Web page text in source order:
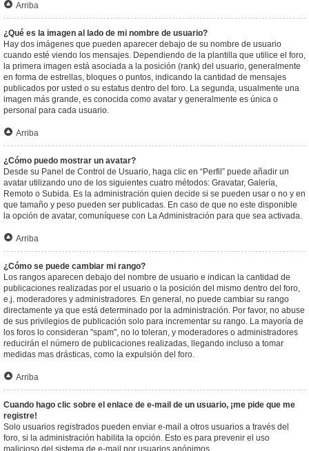
Arriba
¿Qué es la imagen al lado de mi nombre de usuario?
Hay dos imágenes que pueden aparecer debajo de su nombre de usuario
cuando esté viendo los mensajes. Dependiendo de la plantilla que utilice el foro,
la primera imagen está asociada a la posición (rank) del usuario, generalmente
en forma de estrellas, bloques o puntos, indicando la cantidad de mensajes
publicados por usted o su estatus dentro del foro. La segunda, usualmente una
imagen más grande, es conocida como avatar y generalmente es única o
personal para cada usuario.
Arriba
¿Cómo puedo mostrar un avatar?
Desde su Panel de Control de Usuario, haga clic en “Perfil” puede añadir un
avatar utilizando uno de los siguientes cuatro métodos: Gravatar, Galería,
Remoto o Subida. Es la administración quien decide si se pueden usar o no y en
que tamaño y peso pueden ser publicadas. En caso de que no este disponible
la opción de avatar, comuníquese con La Administración para que sea activada.
Arriba
¿Cómo se puede cambiar mi rango?
Los rangos aparecen debajo del nombre de usuario e indican la cantidad de
publicaciones realizadas por el usuario o la posición del mismo dentro del foro,
e.j. moderadores y administradores. En general, no puede cambiar su rango
directamente ya que está determinado por la administración. Por favor, no abuse
de sus privilegios de publicación solo para incrementar su rango. La mayoría de
los foros lo consideran "spam", no lo toleran, y moderadores o administradores
reducirán el número de publicaciones realizadas, llegando incluso a tomar
medidas mas drásticas, como la expulsión del foro.
Arriba
Cuando hago clic sobre el enlace de e-mail de un usuario, ¡me pide que me
registre!
Solo usuarios registrados pueden enviar e-mail a otros usuarios a través del
foro, si la administración habilita la opción. Esto es para prevenir el uso
malicioso del sistema de e-mail por usuarios anónimos.